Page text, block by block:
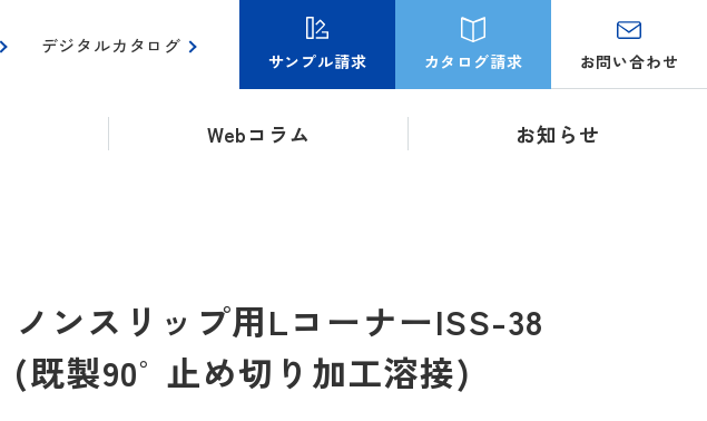
Webコラム お知らせ
デジタルカタログ
サンプル請求 カタログ請求 お問い合わせ
ノンスリップ用LコーナーISS-38
(既製90°止め切り加工溶接)